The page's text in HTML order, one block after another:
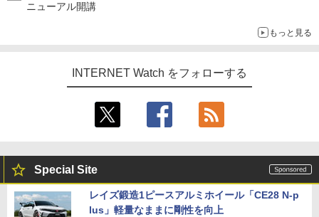
ニューアル開講
もっと見る
INTERNET Watch をフォローする
Special Site
レイズ鍛造1ピースアルミホイール「CE28 N-p
lus」軽量なままに剛性を向上